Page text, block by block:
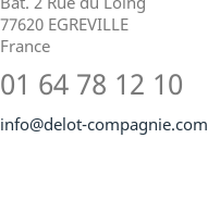
77620 EGREVILLE
France
01 64 78 12 10
info@delot-compagnie.com